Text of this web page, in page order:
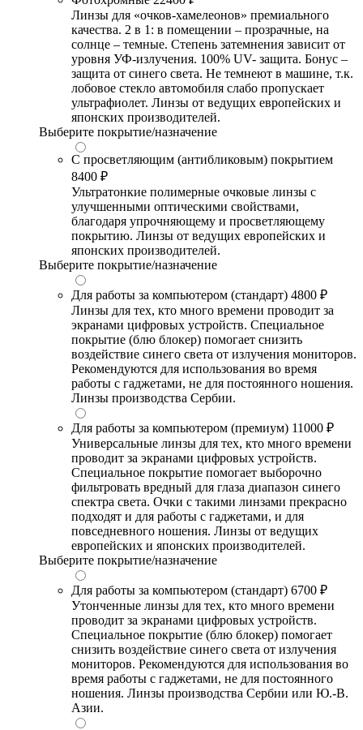
Линзы для «очков-хамелеонов» премиального
качества. 2 в 1: в помещении – прозрачные, на
солнце – темные. Степень затемнения зависит от
уровня УФ-излучения. 100% UV- защита. Бонус –
защита от синего света. Не темнеют в машине, т.к.
лобовое стекло автомобиля слабо пропускает
ультрафиолет. Линзы от ведущих европейских и
японских производителей.
Выберите покрытие/назначение
С просветляющим (антибликовым) покрытием
8400 ₽
Ультратонкие полимерные очковые линзы с
улучшенными оптическими свойствами,
благодаря упрочняющему и просветляющему
покрытию. Линзы от ведущих европейских и
японских производителей.
Выберите покрытие/назначение
Для работы за компьютером (стандарт) 4800 ₽
Линзы для тех, кто много времени проводит за
экранами цифровых устройств. Специальное
покрытие (блю блокер) помогает снизить
воздействие синего света от излучения мониторов.
Рекомендуются для использования во время
работы с гаджетами, не для постоянного ношения.
Линзы производства Сербии.
Для работы за компьютером (премиум) 11000 ₽
Универсальные линзы для тех, кто много времени
проводит за экранами цифровых устройств.
Специальное покрытие помогает выборочно
фильтровать вредный для глаза диапазон синего
спектра света. Очки с такими линзами прекрасно
подходят и для работы с гаджетами, и для
повседневного ношения. Линзы от ведущих
европейских и японских производителей.
Выберите покрытие/назначение
Для работы за компьютером (стандарт) 6700 ₽
Утонченные линзы для тех, кто много времени
проводит за экранами цифровых устройств.
Специальное покрытие (блю блокер) помогает
снизить воздействие синего света от излучения
мониторов. Рекомендуются для использования во
время работы с гаджетами, не для постоянного
ношения. Линзы производства Сербии или Ю.-В.
Азии.